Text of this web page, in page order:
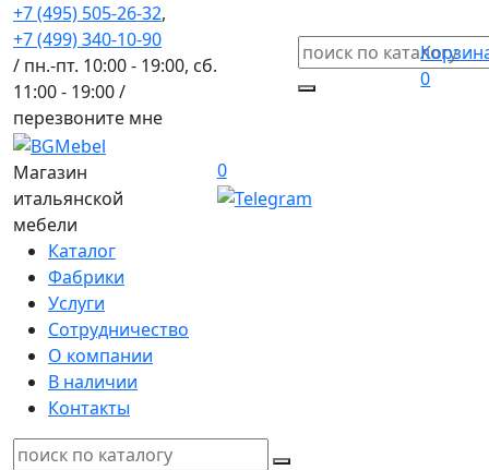
+7 (495) 505-26-32,
+7 (499) 340-10-90
/ пн.-пт. 10:00 - 19:00, сб.
11:00 - 19:00 /
перезвоните мне
0
Магазин
итальянской
мебели
0
Каталог
Фабрики
Услуги
Сотрудничество
О компании
В наличии
Контакты